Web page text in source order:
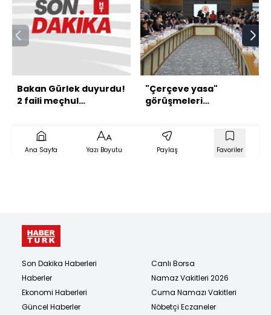
Bakan Gürlek duyurdu!
2 faili meçhul
"Çerçeve yasa"
görüşmeleri
Ana Sayfa Yazı Boyutu Paylaş Favoriler
Son Dakika Haberleri
Haberler
Ekonomi Haberleri
Güncel Haberler
Canlı Borsa
Namaz Vakitleri 2026
Cuma Namazı Vakitleri
Nöbetçi Eczaneler